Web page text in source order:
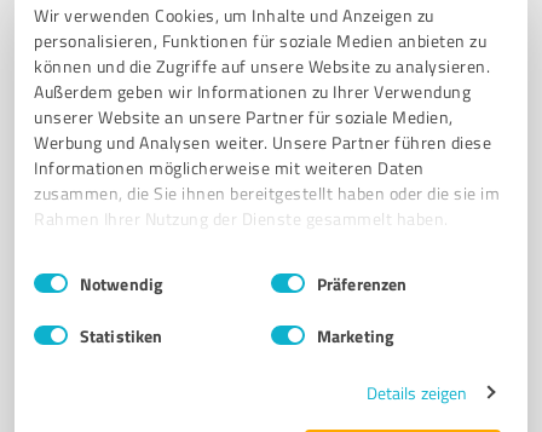
Wir verwenden Cookies, um Inhalte und Anzeigen zu
personalisieren, Funktionen für soziale Medien anbieten zu
können und die Zugriffe auf unsere Website zu analysieren.
Außerdem geben wir Informationen zu Ihrer Verwendung
unserer Website an unsere Partner für soziale Medien,
Werbung und Analysen weiter. Unsere Partner führen diese
Informationen möglicherweise mit weiteren Daten
zusammen, die Sie ihnen bereitgestellt haben oder die sie im
Rahmen Ihrer Nutzung der Dienste gesammelt haben.
Impressum Datenschutzbestimmungen
Einwilligungsauswahl
Notwendig Präferenzen
Statistiken Marketing
Details zeigen
KRANKENVERSICHERUNG GEWERBEVERSICHERUNGEN
ALTERSVORSORGE INDIVIDUELLE BERATUNG RECHTSSCHUTZ
AUTOVERSICHERUNG VERSICHERUNGSLÖSUNGEN KUNDENSERVICE
KARRIERECHANCEN
Benediktinerring 5/1, 78050 Villingen-
Schwenningen
marc-dold-dkv.ergo.de/
5,00 / 5,00